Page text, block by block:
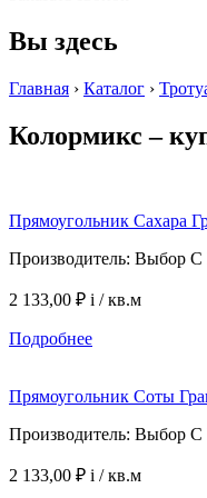
Вы здесь
Главная › Каталог ›
Колормикс –
Прямоугольник Сахара
Производитель: Выбор
2 133,00 ₽ i / кв.м
Подробнее
Прямоугольник Соты
Производитель: Выбор
2 133,00 ₽ i / кв.м